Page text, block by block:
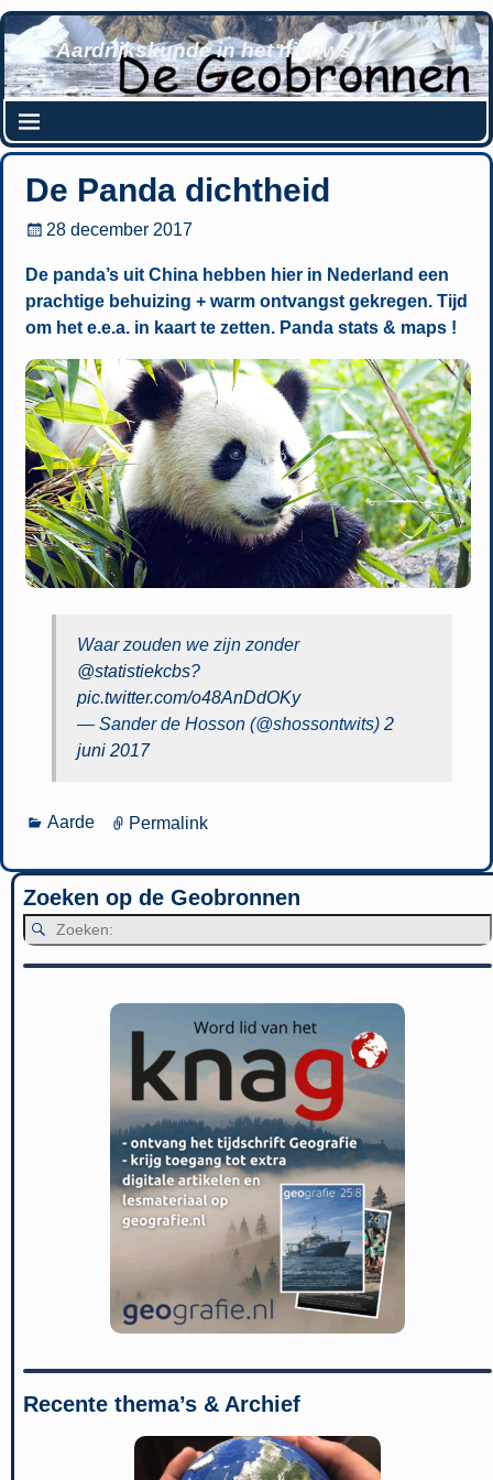
Aardrijkskunde in het nieuws
De Panda dichtheid
28 december 2017
De panda’s uit China hebben hier in Nederland een
prachtige behuizing + warm ontvangst gekregen. Tijd
om het e.e.a. in kaart te zetten. Panda stats & maps !
Waar zouden we zijn zonder
@statistiekcbs?
pic.twitter.com/o48AnDdOKy
— Sander de Hosson (@shossontwits) 2
juni 2017
Aarde Permalink
Zoeken op de Geobronnen
Recente thema’s & Archief